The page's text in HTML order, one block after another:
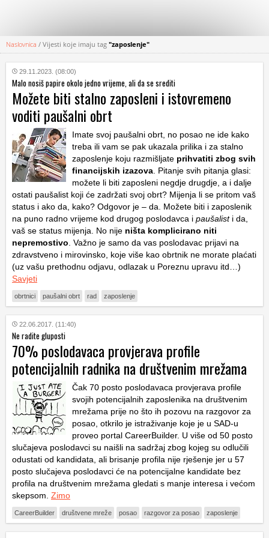
KATEGORIJE
HRVATSKI
WEB
Naslovnica / Vijesti koje imaju tag "zaposlenje"
29.11.2023. (08:00)
Malo nosiš papire okolo jedno vrijeme, ali da se srediti
Možete biti stalno zaposleni i istovremeno
voditi paušalni obrt
Imate svoj paušalni obrt, no posao ne ide kako
treba ili vam se pak ukazala prilika i za stalno
zaposlenje koju razmišljate prihvatiti zbog svih
financijskih izazova . Pitanje svih pitanja glasi:
možete li biti zaposleni negdje drugdje, a i dalje
ostati paušalist koji će zadržati svoj obrt? Mijenja li se pritom vaš
status i ako da, kako? Odgovor je – da. Možete biti i zaposlenik
na puno radno vrijeme kod drugog poslodavca i paušalisti da,
vaš se status mijenja. No nije ništa komplicirano niti
nepremostivo . Važno je samo da vas poslodavac prijavi na
zdravstveno i mirovinsko, koje više kao obrtnik ne morate plaćati
(uz vašu prethodnu odjavu, odlazak u Poreznu upravu itd…)
Savjeti
obrtnici paušalni obrt rad zaposlenje
22.06.2017. (11:40)
Ne radite gluposti
70% poslodavaca provjerava profile
potencijalnih radnika na društvenim mrežama
Čak 70 posto poslodavaca provjerava profile
svojih potencijalnih zaposlenika na društvenim
mrežama prije no što ih pozovu na razgovor za
posao, otkrilo je istraživanje koje je u SAD-u
proveo portal CareerBuilder. U više od 50 posto
slučajeva poslodavci su naišli na sadržaj zbog kojeg su odlučili
odustati od kandidata, ali brisanje profila nije rješenje jer u 57
posto slučajeva poslodavci će na potencijalne kandidate bez
profila na društvenim mrežama gledati s manje interesa i većom
skepsom. Zimo
CareerBuilder društvene mreže posao razgovor za posao zaposlenje